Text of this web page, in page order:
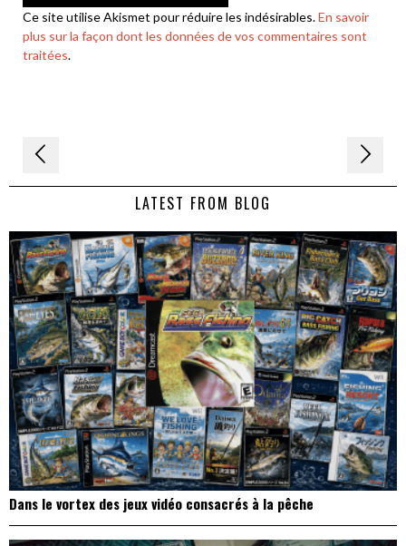
Ce site utilise Akismet pour réduire les indésirables.En savoir
plus sur la façon dont les données de vos commentaires sont
traitées.
Navigation
de LATEST FROM BLOG
Dans le vortex des jeux vidéo consacrés à la pêche